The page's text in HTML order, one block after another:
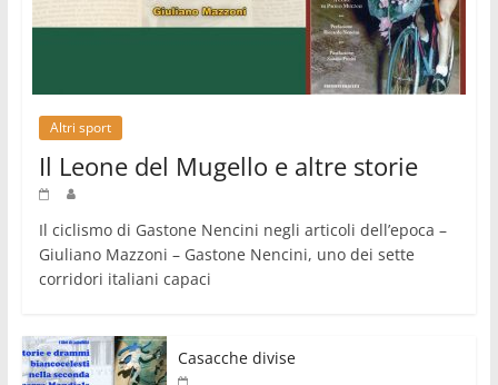
Altri sport
Il Leone del Mugello e altre storie
Il ciclismo di Gastone Nencini negli articoli dell’epoca –
Giuliano Mazzoni – Gastone Nencini, uno dei sette
corridori italiani capaci
Casacche divise